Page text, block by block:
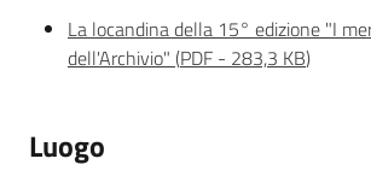
La locandina della 15° edizione "I
dell'Archivio" (PDF - 283,3 KB)
Luogo